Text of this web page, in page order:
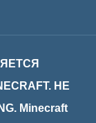
НЕ
Minecraft